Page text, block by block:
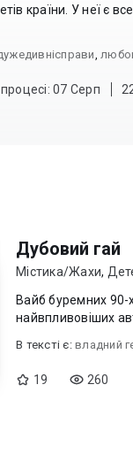
країни. У неї є
,
07 Серп
Дубовий гай
Містика/Жахи,
Вайб буремних 90-х.
найвпливовіших
В текcті є: владний
19 260